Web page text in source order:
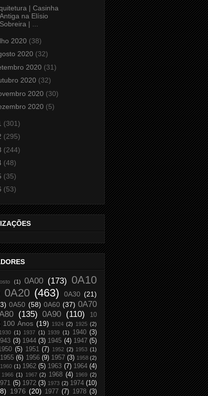
| Casinha
Antiga na Elísio
Sobreira | ...
2020 (38)
2020 (32)
2020 (31)
2020 (32)
2020 (30)
2020 (5)
(301)
(295)
(244)
(48)
(35)
(53)
(1) 0A00 (173) 0A10
0A20 (463) 0A30 (21)
0A50 (58) 0A60 (37) 0A70
(135) 0A90 (110)
10
100 Anos (19) 1924 (2) 1925 (2)
1930 (1) 1937 (1) 1939 (1) 1940 (3)
(3) 1944 (3) 1945 (4) 1947 (5)
(5) 1951 (7) 1952 (2) 1953 (1)
1955 (6) 1956 (9) 1957 (3) 1958 (2)
1960 (1) 1962 (5) 1963 (7) 1964 (4)
1966 (1) 1967 (2) 1968 (4) 1969 (2)
(5) 1972 (3) 1973 (2) 1974 (10)
1976 (20) 1977 (7) 1978 (3)